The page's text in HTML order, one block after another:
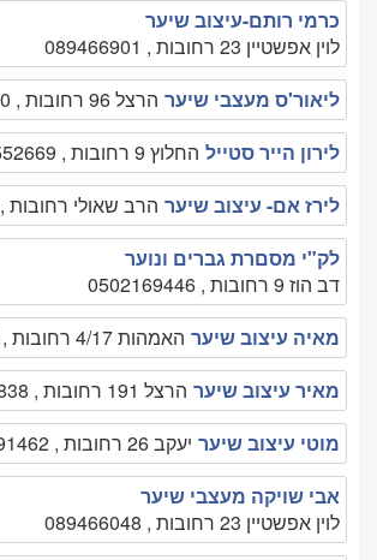
כרמי רותם-עיצוב שיער
לוין אפשטיין 23 רחובות , 089466901
ליאור'ס מעצבי שיער הרצל 96 רחובות , 089348680
לירון הייר סטייל החלוץ 9 רחובות , 0525552669
לירז אם- עיצוב שיער הרב שאולי רחובות , 0509352633
לק"י מסםרת גברים ונוער
דב הוז 9 רחובות , 0502169446
מאיה עיצוב שיער האמהות 4/17 רחובות , 0508657208
מאיר עיצוב שיער הרצל 191 רחובות , 089315838
מוטי עיצוב שיער יעקב 26 רחובות , 089491462
אבי שויקה מעצבי שיער
לוין אפשטיין 23 רחובות , 089466048